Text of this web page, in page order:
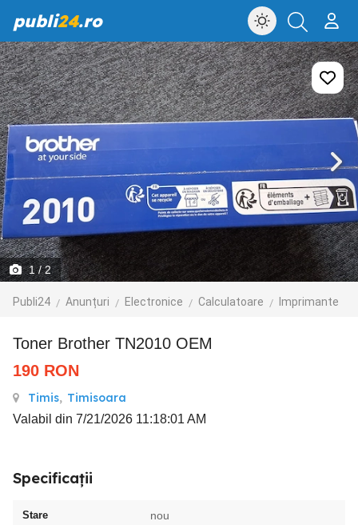
publi24.ro
1/ 2
Publi24 Anunțuri Electronice Calculatoare Imprimante
Toner Brother TN2010 OEM
190 RON
Timis, Timisoara
Valabil din 7/21/2026 11:18:01 AM
Specificații
Stare nou